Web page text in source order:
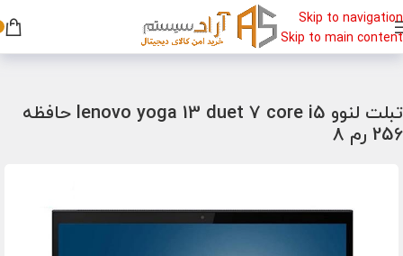
Skip to navigation
Skip to main content
خانه/تبلت/تبلت لنوو
تبلت لنوو lenovo yoga 13 duet 7 core i5 حافظه
256 رم 8